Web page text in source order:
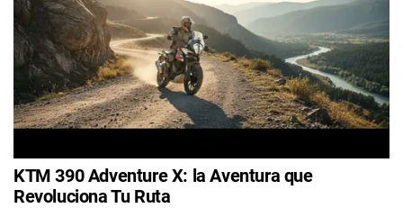
KTM 390 Adventure X: la Aventura que
Revoluciona Tu Ruta